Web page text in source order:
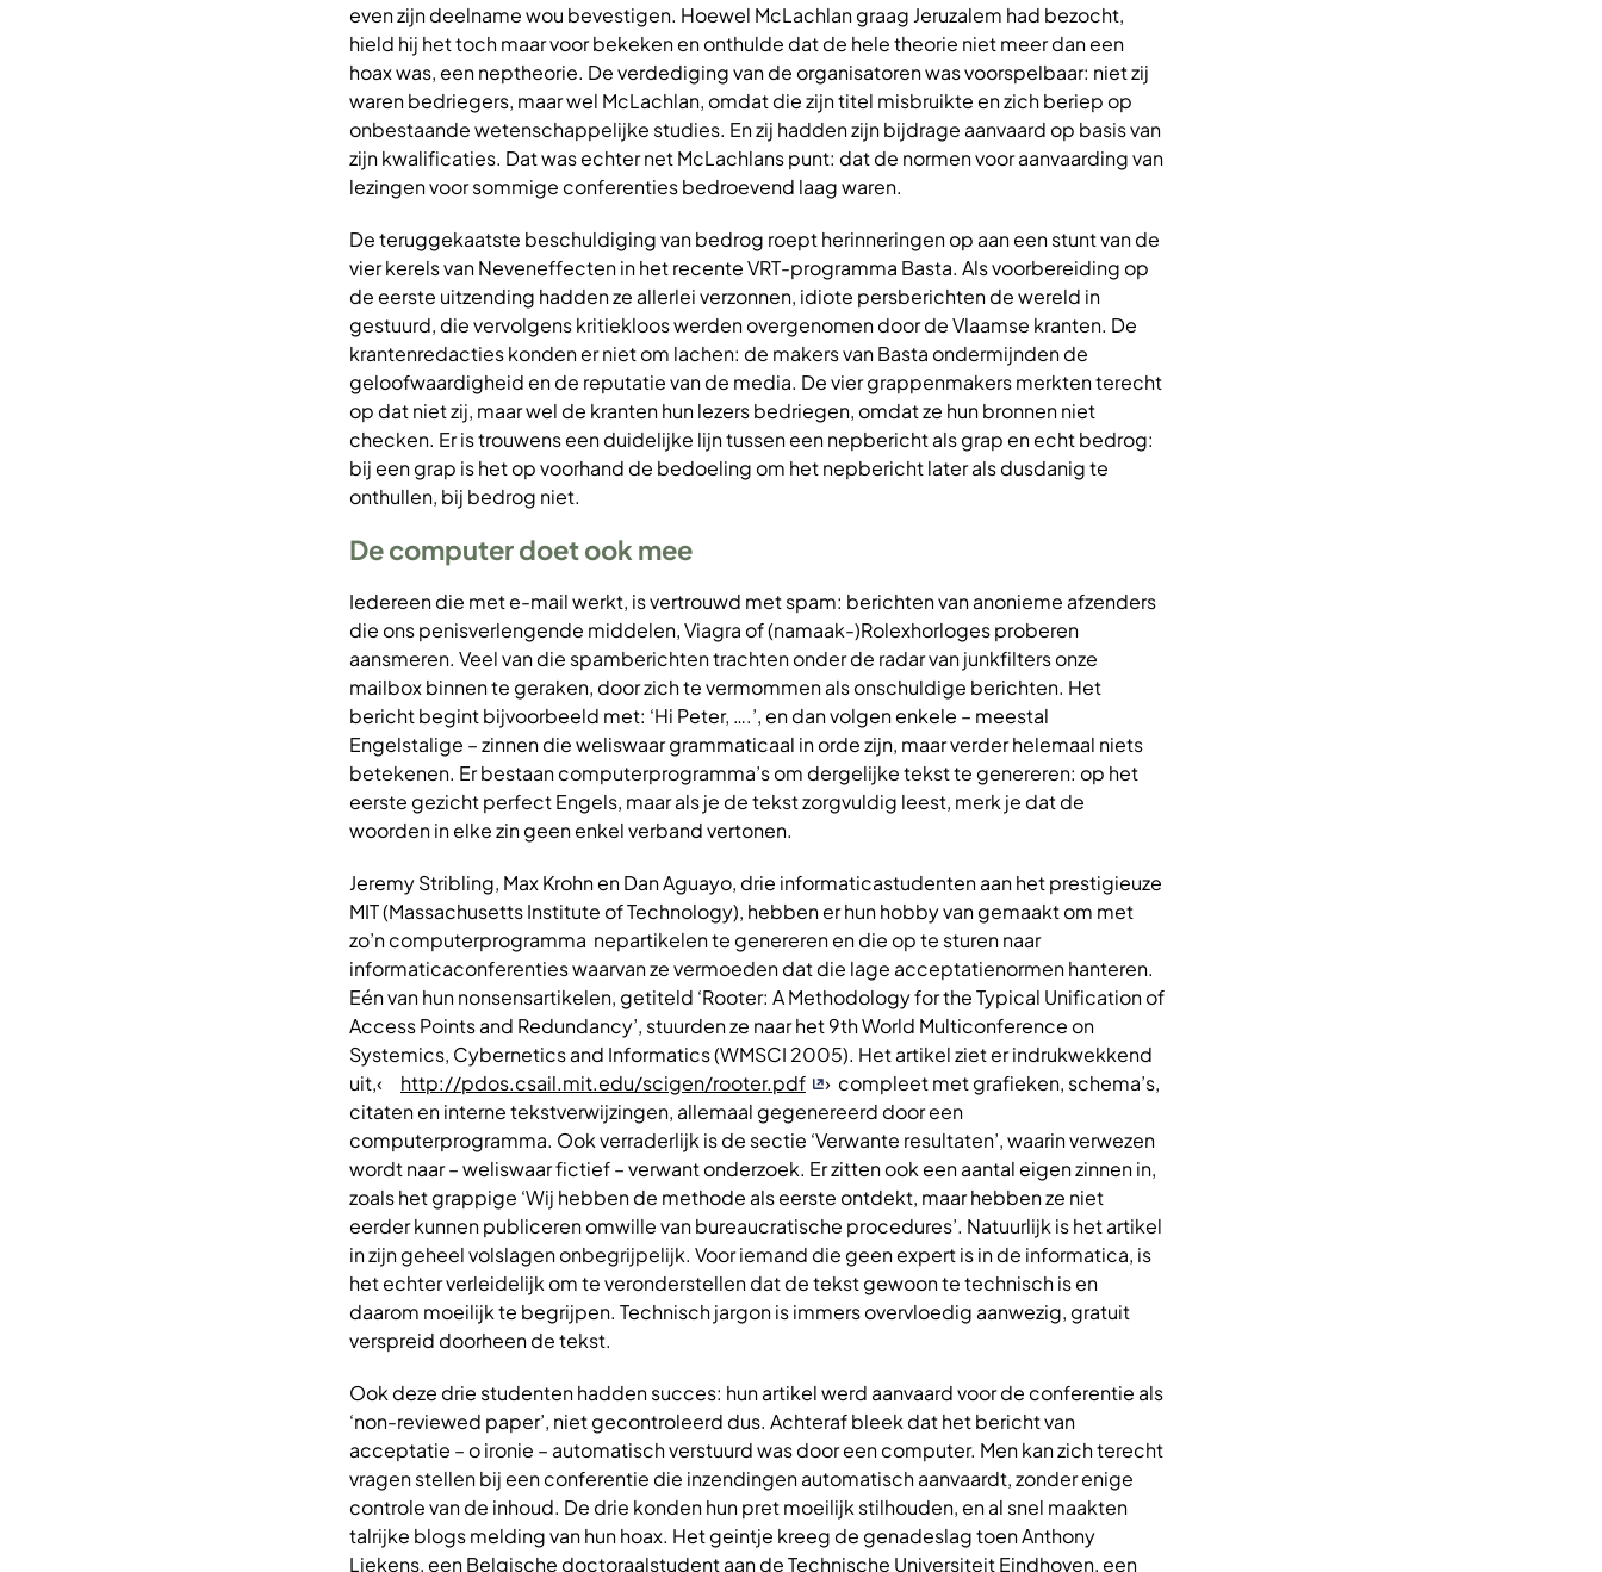
even zijn deelname wou bevestigen. Hoewel McLachlan graag Jeruzalem had bezocht,
hield hij het toch maar voor bekeken en onthulde dat de hele theorie niet meer dan een
hoax was, een neptheorie. De verdediging van de organisatoren was voorspelbaar: niet zij
waren bedriegers, maar wel McLachlan, omdat die zijn titel misbruikte en zich beriep op
onbestaande wetenschappelijke studies. En zij hadden zijn bijdrage aanvaard op basis van
zijn kwalificaties. Dat was echter net McLachlans punt: dat de normen voor aanvaarding van
lezingen voor sommige conferenties bedroevend laag waren.
De teruggekaatste beschuldiging van bedrog roept herinneringen op aan een stunt van de
vier kerels van Neveneffecten in het recente VRT-programma Basta. Als voorbereiding op
de eerste uitzending hadden ze allerlei verzonnen, idiote persberichten de wereld in
gestuurd, die vervolgens kritiekloos werden overgenomen door de Vlaamse kranten. De
krantenredacties konden er niet om lachen: de makers van Basta ondermijnden de
geloofwaardigheid en de reputatie van de media. De vier grappenmakers merkten terecht
op dat niet zij, maar wel de kranten hun lezers bedriegen, omdat ze hun bronnen niet
checken. Er is trouwens een duidelijke lijn tussen een nepbericht als grap en echt bedrog:
bij een grap is het op voorhand de bedoeling om het nepbericht later als dusdanig te
onthullen, bij bedrog niet.
De computer doet ook mee
Iedereen die met e-mail werkt, is vertrouwd met spam: berichten van anonieme afzenders
die ons penisverlengende middelen, Viagra of (namaak-)Rolexhorloges proberen
aansmeren. Veel van die spamberichten trachten onder de radar van junkfilters onze
mailbox binnen te geraken, door zich te vermommen als onschuldige berichten. Het
bericht begint bijvoorbeeld met: ‘Hi Peter, ….’, en dan volgen enkele – meestal
Engelstalige – zinnen die weliswaar grammaticaal in orde zijn, maar verder helemaal niets
betekenen. Er bestaan computerprogramma’s om dergelijke tekst te genereren: op het
eerste gezicht perfect Engels, maar als je de tekst zorgvuldig leest, merk je dat de
woorden in elke zin geen enkel verband vertonen.
Jeremy Stribling, Max Krohn en Dan Aguayo, drie informaticastudenten aan het prestigieuze
MIT (Massachusetts Institute of Technology), hebben er hun hobby van gemaakt om met
zo’n computerprogramma nepartikelen te genereren en die op te sturen naar
informaticaconferenties waarvan ze vermoeden dat die lage acceptatienormen hanteren.
Eén van hun nonsensartikelen, getiteld ‘Rooter: A Methodology for the Typical Unification of
Access Points and Redundancy’, stuurden ze naar het 9th World Multiconference on
Systemics, Cybernetics and Informatics (WMSCI 2005). Het artikel ziet er indrukwekkend
uit,‹ http://pdos.csail.mit.edu/scigen/rooter.pdf
› compleet met grafieken, schema’s,
citaten en interne tekstverwijzingen, allemaal gegenereerd door een
computerprogramma. Ook verraderlijk is de sectie ‘Verwante resultaten’, waarin verwezen
wordt naar – weliswaar fictief – verwant onderzoek. Er zitten ook een aantal eigen zinnen in,
zoals het grappige ‘Wij hebben de methode als eerste ontdekt, maar hebben ze niet
eerder kunnen publiceren omwille van bureaucratische procedures’. Natuurlijk is het artikel
in zijn geheel volslagen onbegrijpelijk. Voor iemand die geen expert is in de informatica, is
het echter verleidelijk om te veronderstellen dat de tekst gewoon te technisch is en
daarom moeilijk te begrijpen. Technisch jargon is immers overvloedig aanwezig, gratuit
verspreid doorheen de tekst.
Ook deze drie studenten hadden succes: hun artikel werd aanvaard voor de conferentie als
‘non-reviewed paper’, niet gecontroleerd dus. Achteraf bleek dat het bericht van
acceptatie – o ironie – automatisch verstuurd was door een computer. Men kan zich terecht
vragen stellen bij een conferentie die inzendingen automatisch aanvaardt, zonder enige
controle van de inhoud. De drie konden hun pret moeilijk stilhouden, en al snel maakten
talrijke blogs melding van hun hoax. Het geintje kreeg de genadeslag toen Anthony
Liekens, een Belgische doctoraalstudent aan de Technische Universiteit Eindhoven, een